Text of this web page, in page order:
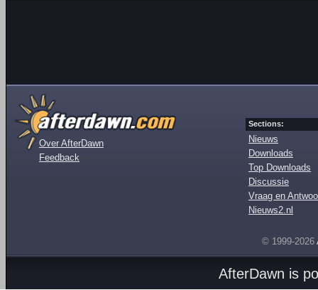
Over AfterDawn
Feedback
Sections:
Nieuws
Downloads
Top Downloads
Discussie
Vraag en
Nieuws2.nl
© 1999-2026
AfterDawn is